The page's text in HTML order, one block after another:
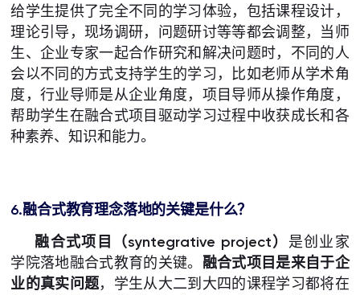
给学生提供了完全不同的学习体验，包括课程设计，
理论引导，现场调研，问题研讨等等都会调整，当师
生、企业专家一起合作研究和解决问题时，不同的人
会以不同的方式支持学生的学习，比如老师从学术角
度，行业导师是从企业角度，项目导师从操作角度，
帮助学生在融合式项目驱动学习过程中收获成长和各
种素养、知识和能力。
6.融合式教育理念落地的关键是什么？
融合式项目（syntegrative project） 是创业家
学院落地融合式教育的关键。 融合式项目是来自于企
业的真实问题，学生从大二到大四的课程学习都将在